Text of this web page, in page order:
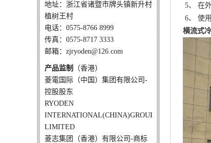
地址：浙江省诸暨市牌头镇新升村
植树王村
电话：0575-8766 8999
传真：0575-8717 3333
邮箱：zjryoden@126.com
产品监制
（香港）
菱電国际（中国）集团有限公司-
控股股东
RYODEN
INTERNATIONAL(CHINA)GROUP
LIMITED
菱志集团（香港）有限公司-商标
5、 在
6、 使
横流式